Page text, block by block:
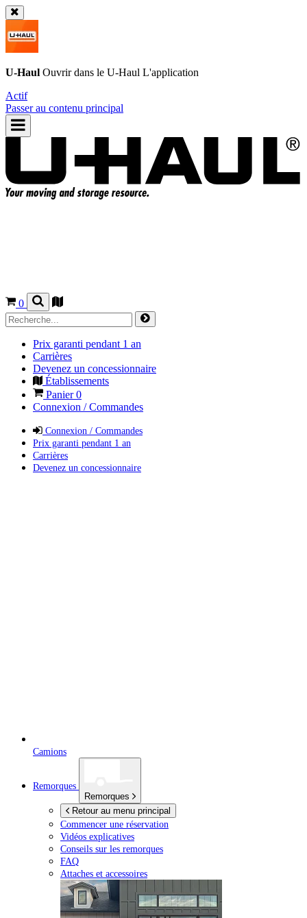
U-Haul Ouvrir dans le U-Haul L'application
Actif
Passer au contenu principal
0
Prix garanti pendant 1 an
Carrières
Devenez un concessionnaire
Établissements
Panier0
Connexion / Commandes
Connexion / Commandes
Prix garanti pendant 1 an
Carrières
Devenez un concessionnaire
Camions
Remorques
Remorques
Retour au menu principal
Commencer une réservation
Vidéos explicatives
Conseils sur les remorques
FAQ
Attaches et accessoires